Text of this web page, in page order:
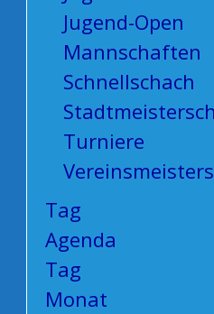
Jugend-Open
Mannschaften
Schnellschach
Turniere
Tag
Agenda
Tag
Monat